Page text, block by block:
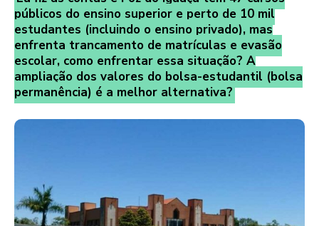
públicos do ensino superior e perto de 10 mil
estudantes (incluindo o ensino privado), mas
enfrenta trancamento de matrículas e evasão
escolar, como enfrentar essa situação? A
ampliação dos valores do bolsa-estudantil (bolsa
permanência) é a melhor alternativa?